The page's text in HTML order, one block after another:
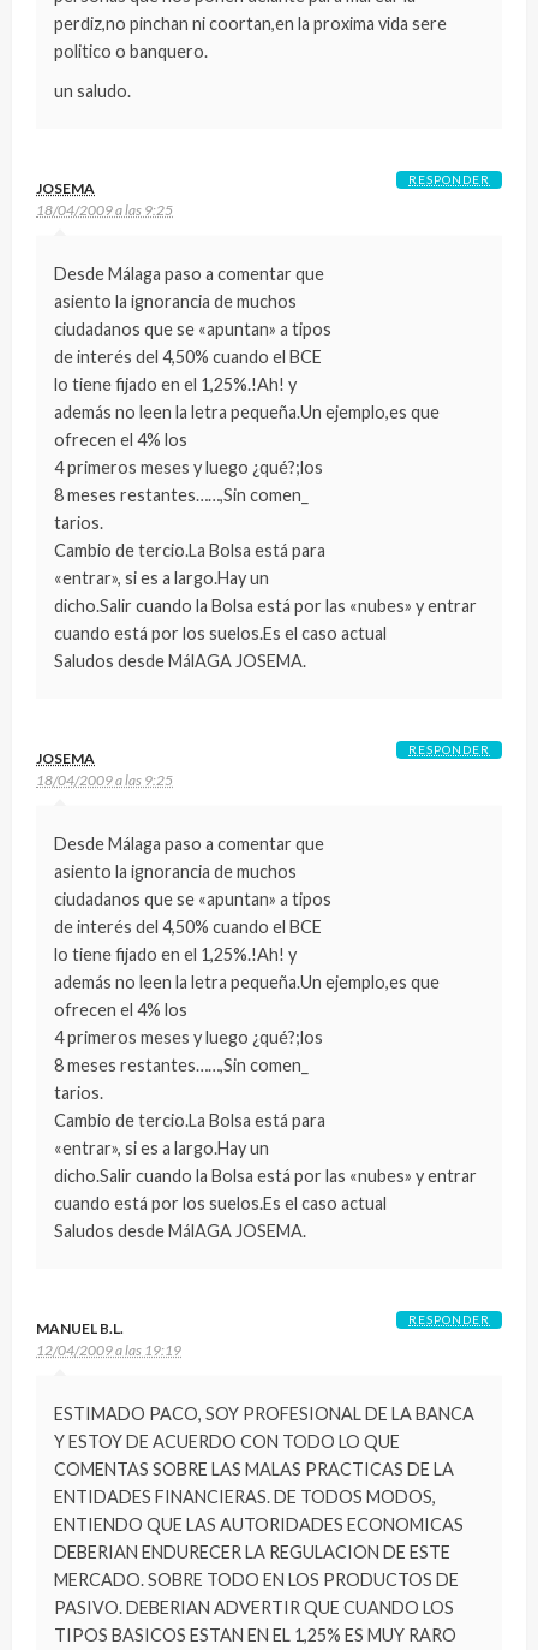
perdiz,no pinchan ni coortan,en la proxima vida sere
politico o banquero.
un saludo.
JOSEMA
18/04/2009 a las 9:25
Desde Málaga paso a comentar que
asiento la ignorancia de muchos
ciudadanos que se «apuntan» a tipos
de interés del 4,50% cuando el BCE
lo tiene fijado en el 1,25%.!Ah! y
además no leen la letra pequeña.Un ejemplo,es que
ofrecen el 4% los
4 primeros meses y luego ¿qué?;los
8 meses restantes……,Sin comen_
tarios.
Cambio de tercio.La Bolsa está para
«entrar», si es a largo.Hay un
dicho.Salir cuando la Bolsa está por las «nubes» y entrar
cuando está por los suelos.Es el caso actual
Saludos desde MálAGA JOSEMA.
RESPONDER
JOSEMA
18/04/2009 a las 9:25
Desde Málaga paso a comentar que
asiento la ignorancia de muchos
ciudadanos que se «apuntan» a tipos
de interés del 4,50% cuando el BCE
lo tiene fijado en el 1,25%.!Ah! y
además no leen la letra pequeña.Un ejemplo,es que
ofrecen el 4% los
4 primeros meses y luego ¿qué?;los
8 meses restantes……,Sin comen_
tarios.
Cambio de tercio.La Bolsa está para
«entrar», si es a largo.Hay un
dicho.Salir cuando la Bolsa está por las «nubes» y entrar
cuando está por los suelos.Es el caso actual
Saludos desde MálAGA JOSEMA.
RESPONDER
MANUEL B.L.
12/04/2009 a las 19:19
ESTIMADO PACO, SOY PROFESIONAL DE LA BANCA
Y ESTOY DE ACUERDO CON TODO LO QUE
COMENTAS SOBRE LAS MALAS PRACTICAS DE LA
ENTIDADES FINANCIERAS. DE TODOS MODOS,
ENTIENDO QUE LAS AUTORIDADES ECONOMICAS
DEBERIAN ENDURECER LA REGULACION DE ESTE
MERCADO. SOBRE TODO EN LOS PRODUCTOS DE
PASIVO. DEBERIAN ADVERTIR QUE CUANDO LOS
TIPOS BASICOS ESTAN EN EL 1,25% ES MUY RARO
RESPONDER